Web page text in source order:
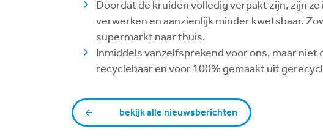
Doordat de kruiden volledig verpakt zijn, zijn
verwerken en aanzienlijk minder kwetsbaar.
supermarkt naar thuis.
Inmiddels vanzelfsprekend voor ons, maar
recyclebaar en voor 100% gemaakt uit
bekijk alle nieuwsberichten